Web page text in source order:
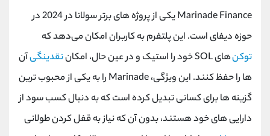
Marinade Finance
یکی از پروژه های برتر سولانا در 2024 در
حوزه دیفای است. این پلتفرم به کاربران امکان می‌دهد که
توکن‌هایSOLخود را استیک و در عین حال، امکاننقدینگیآن
‌ها را حفظ کنند. این ویژگی،Marinade را به یکی از محبوب‌ ترین
گزینه ‌ها برای کسانی تبدیل کرده است که به دنبال کسب سود از
دارایی‌ های خود هستند، بدون آن که نیاز به قفل کردن طولانی